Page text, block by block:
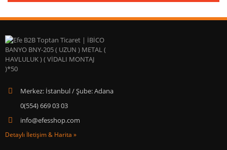
Merkez: İstanbul / Şube: Adana
0(554) 669 03 03
info@efesshop.com
Detaylı İletişim & Harita »